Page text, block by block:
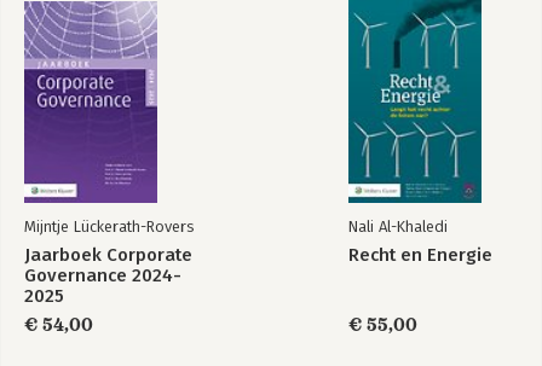
Morele dilemma's
in de boardroom
Jaarboek Corporate
Governance 2024-
Erasmus Universiteit. Hij schreef ruim
30 artikelen in internationale
verkeerde dingen
doen
Research
Handbook on
Organisational
Integrity
Mijntje Lückerath-Rovers
Jaarboek Corporate
Governance 2024-
2025
€ 54,00
Nali Al-Khaledi
Recht en Energie
€ 55,00